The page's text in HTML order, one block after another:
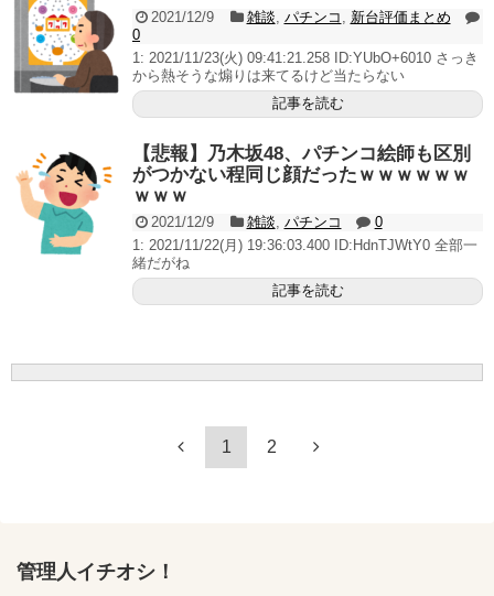
2021/12/9 雑談 パチンコ
新台評価まとめ
0
1: 2021/11/23(火) 09:41:21.258 ID:YUbO+6010 さっき
から熱そうな煽りは来てるけど当たらない
記事を読む
【悲報】乃木坂48、パチンコ絵師も区別
がつかない程同じ顔だったｗｗｗｗｗｗ
ｗｗｗ
2021/12/9 雑談 パチンコ
0
1: 2021/11/22(月) 19:36:03.400 ID:HdnTJWtY0 全部一
緒だがね
記事を読む
1 2
管理人イチオシ！